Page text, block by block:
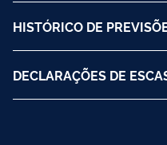
HISTÓRICO DE
DECLARAÇÕES DE